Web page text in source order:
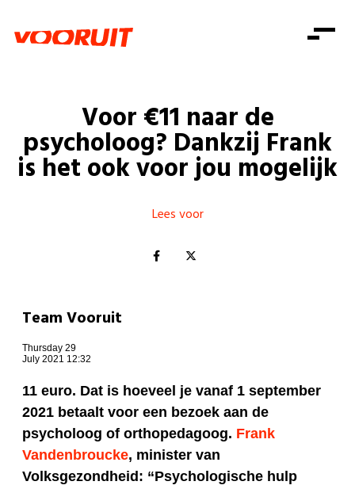
Zorg
Gelijke kansen
Consumentenbescherming
Pensioenen
Onze mensen
Standpunten
Vacatures
Doe mee
Doe mee
Word lid
Mis niets
Shop
Zoeken
Doe mee
Voor €11 naar de
psycholoog? Dankzij Frank
is het ook voor jou mogelijk
Lees voor
Team Vooruit
Thursday 29
July 2021 12:32
11 euro. Dat is hoeveel je vanaf 1 september
2021 betaalt voor een bezoek aan de
psycholoog of orthopedagoog. Frank
Vandenbroucke, minister van
Volksgezondheid: “Psychologische hulp